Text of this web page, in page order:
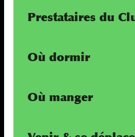
Prestataires du
Où dormir
Où manger